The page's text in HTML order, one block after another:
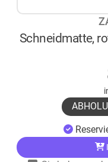
Schneidmatte,